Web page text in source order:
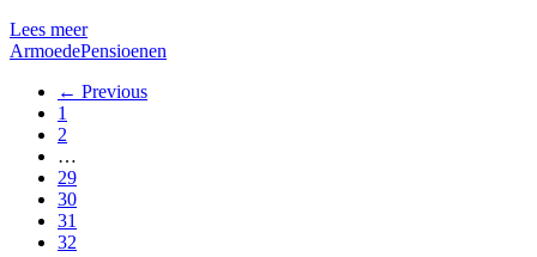
Lees meer
ArmoedePensioenen
← Previous
1
2
…
29
30
31
32